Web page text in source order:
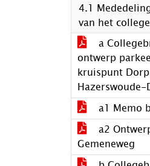
4.1
van het college
a
ontwerp
kruispunt
a1 Memo
a2
Gemeneweg